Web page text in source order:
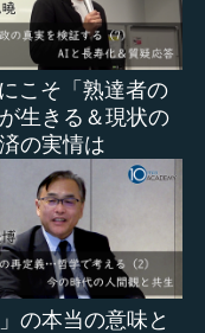
こそ「熟達者の
生きる＆現状の
の実情は
」の本当の意味と